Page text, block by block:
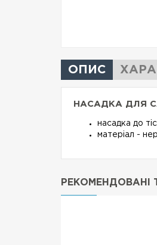
ОПИС
НАСАДКА ДЛЯ
насадка до
матеріал -
РЕКОМЕНДОВАНІ